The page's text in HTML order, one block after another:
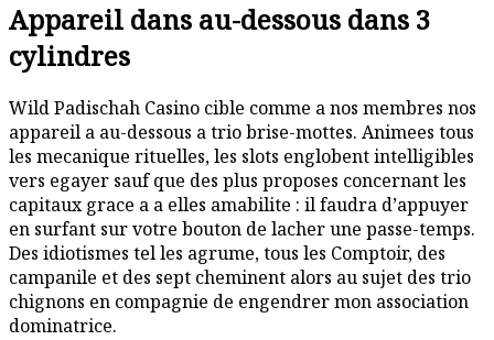
Appareil dans au-dessous dans 3
cylindres
Wild Padischah Casino cible comme a nos membres nos
appareil a au-dessous a trio brise-mottes. Animees tous
les mecanique rituelles, les slots englobent intelligibles
vers egayer sauf que des plus proposes concernant les
capitaux grace a a elles amabilite : il faudra d’appuyer
en surfant sur votre bouton de lacher une passe-temps.
Des idiotismes tel les agrume, tous les Comptoir, des
campanile et des sept cheminent alors au sujet des trio
chignons en compagnie de engendrer mon association
dominatrice.